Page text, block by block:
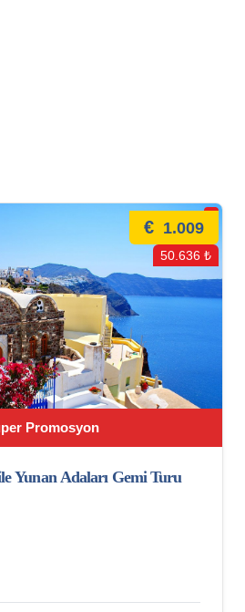
Promosyon
€ 1.009
50.636 ₺
Yunan Adaları Gemi Turu